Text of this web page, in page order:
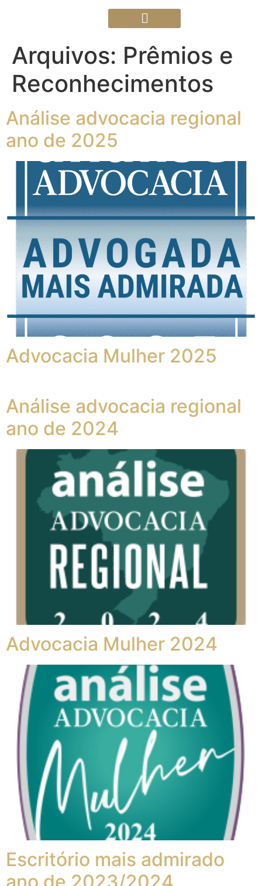
Arquivos: Prêmios e
Reconhecimentos
Análise advocacia regional
ano de 2025
Advocacia Mulher 2025
Análise advocacia regional
ano de 2024
Advocacia Mulher 2024
Escritório mais admirado